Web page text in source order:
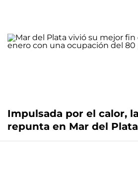
Impulsada por el calor,
repunta en Mar del Plata